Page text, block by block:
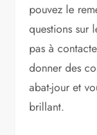
pouvez le
questions sur
pas à
donner des
abat-jour et
brillant.